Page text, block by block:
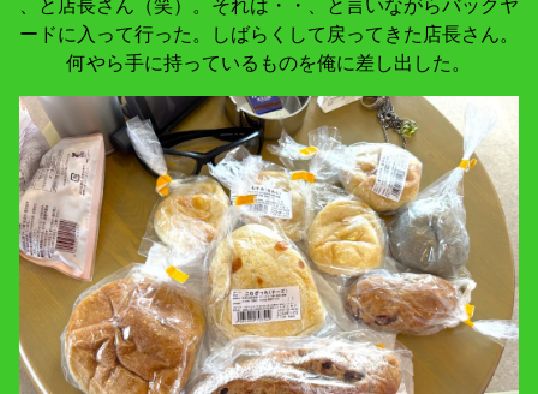
ードに入って行った。しばらくして戻ってきた店長さん。
何やら手に持っているものを俺に差し出した。